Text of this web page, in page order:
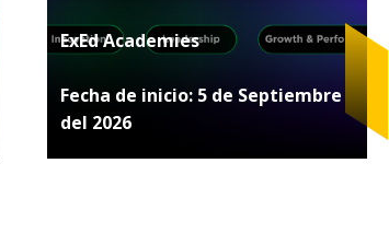
ExEd Academies
Fecha de inicio: 5 de Septiembre
del 2026